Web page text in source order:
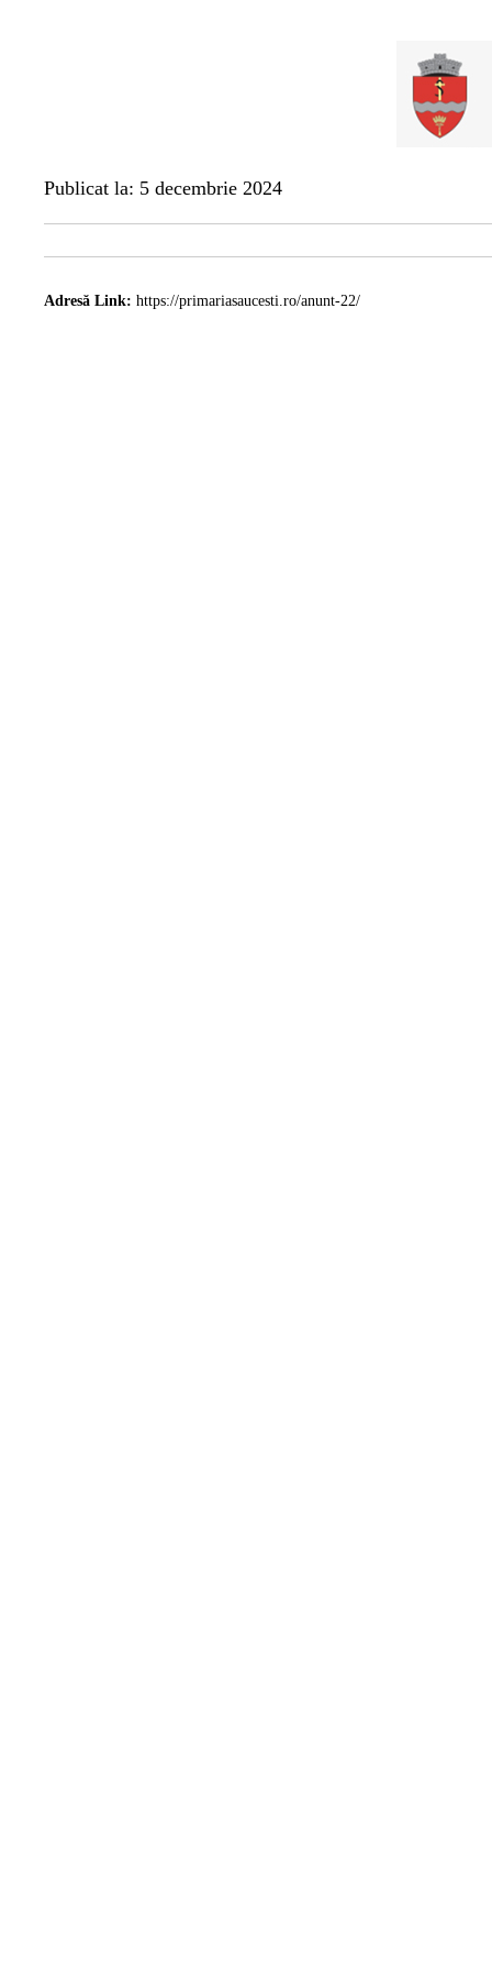
Publicat la: 5 decembrie 2024
Adresă Link: https://primariasaucesti.ro/anunt-22/